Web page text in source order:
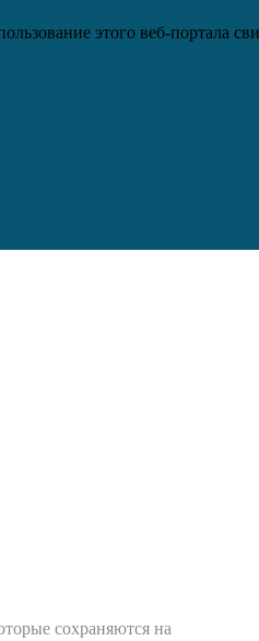
этого веб-портала
сохраняются на